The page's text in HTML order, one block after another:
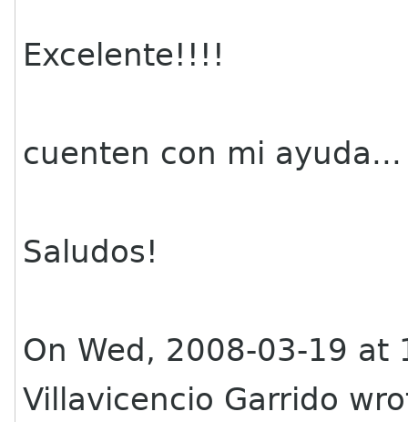
Excelente!!!!
cuenten con mi
Saludos!
On Wed, 2008-03-19 at
Villavicencio Garrido